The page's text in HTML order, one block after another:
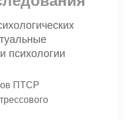
психологии
ПТСР